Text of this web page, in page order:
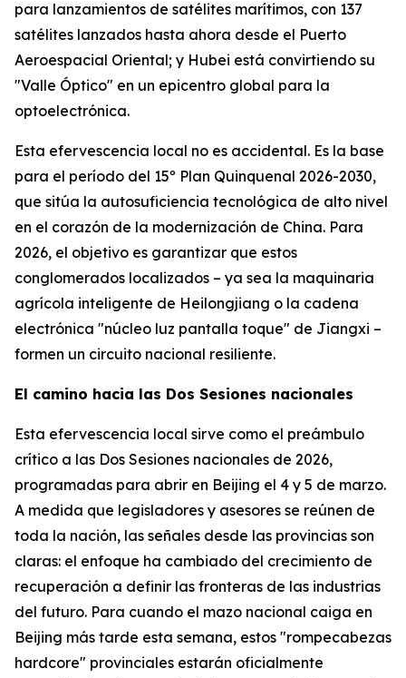
para lanzamientos de satélites marítimos, con 137
satélites lanzados hasta ahora desde el Puerto
Aeroespacial Oriental; y Hubei está convirtiendo su
"Valle Óptico" en un epicentro global para la
optoelectrónica.
Esta efervescencia local no es accidental. Es la base
para el período del 15º Plan Quinquenal 2026-2030,
que sitúa la autosuficiencia tecnológica de alto nivel
en el corazón de la modernización de China. Para
2026, el objetivo es garantizar que estos
conglomerados localizados – ya sea la maquinaria
agrícola inteligente de Heilongjiang o la cadena
electrónica "núcleo luz pantalla toque" de Jiangxi –
formen un circuito nacional resiliente.
El camino hacia las Dos Sesiones nacionales
Esta efervescencia local sirve como el preámbulo
crítico a las Dos Sesiones nacionales de 2026,
programadas para abrir en Beijing el 4 y 5 de marzo.
A medida que legisladores y asesores se reúnen de
toda la nación, las señales desde las provincias son
claras: el enfoque ha cambiado del crecimiento de
recuperación a definir las fronteras de las industrias
del futuro. Para cuando el mazo nacional caiga en
Beijing más tarde esta semana, estos "rompecabezas
hardcore" provinciales estarán oficialmente